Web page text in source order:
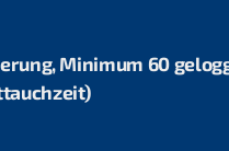
Minimum 60